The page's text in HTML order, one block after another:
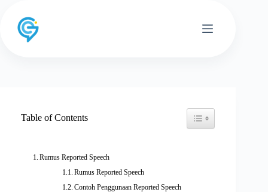
content
Table of Contents Toggle Table of Content
Rumus Reported Speech
Rumus Reported Speech
Contoh Penggunaan Reported Speech